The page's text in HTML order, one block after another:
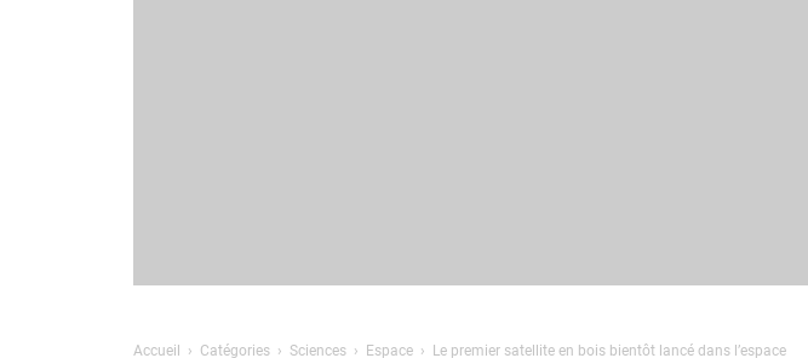
Accueil Catégories Sciences Espace Le premier satellite en bois bientôt lancé dans l’espace